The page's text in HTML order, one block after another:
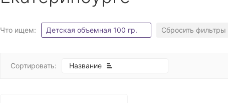
Что ищем: Детская объемная 100 гр. Сбросить фильтры
Сортировать: Название